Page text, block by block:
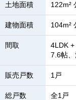
土地面積 122m²
建物面積 104m²
間取
4LDK
7.6帖
販売戸数 1戸
総戸数 全1戸